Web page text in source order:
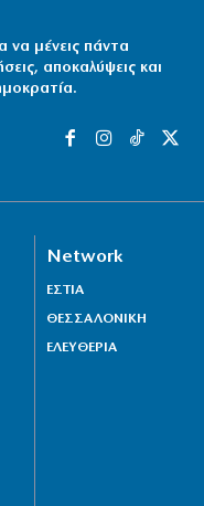
να μένεις πάντα
αποκαλύψεις και
Network
ΕΣΤΙΑ
ΘΕΣΣΑΛΟΝΙΚΗ
ΕΛΕΥΘΕΡΙΑ